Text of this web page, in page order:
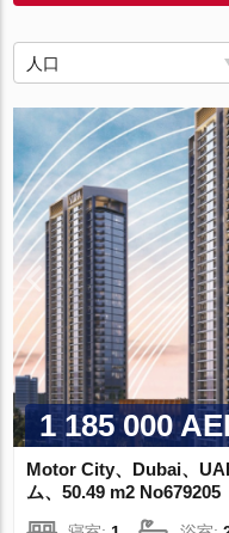
人口
1 185 000
Motor City、Dubai、
ム、50.49 m2 No679205